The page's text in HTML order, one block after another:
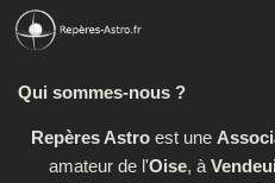
Skip to content
Qui sommes-nous ?
Repères Astroest une
amateur de l'Oise, à